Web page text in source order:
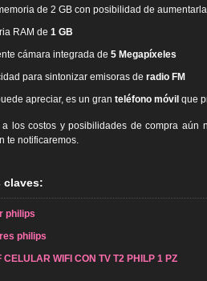
de 2 GB con posibilidad de
RAM de 1 GB
cámara integrada de 5 Megapíxeles
para sintonizar emisoras de radio FM
apreciar, es un gran teléfono móvil que
a los costos y posibilidades de compra
te notificaremos.
claves:
philips
philips
CELULAR WIFI CON TV T2 PHILP 1 PZ